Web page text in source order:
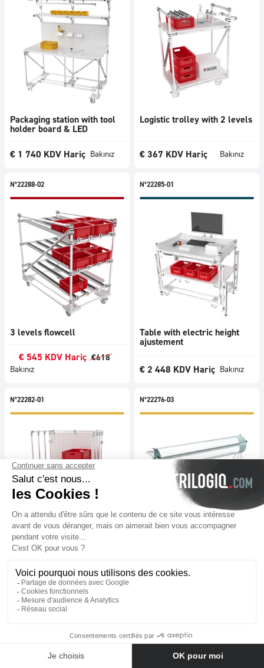
Packaging station with tool
holder board & LED
€ 1 740 KDV Hariç Bakınız
Logistic trolley with 2 levels
€ 367 KDV Hariç Bakınız
N°22288-02
3 levels flowcell
€ 545 KDV Hariç €618
Bakınız
N°22285-01
Table with electric height
ajustement
€ 2 448 KDV Hariç Bakınız
N°22282-01
Bespoke rolle trolley
828 KDV Hariç Bakınız
N°22276-03
€879KDV Hariç
N°22263-01
Bize ulaşın